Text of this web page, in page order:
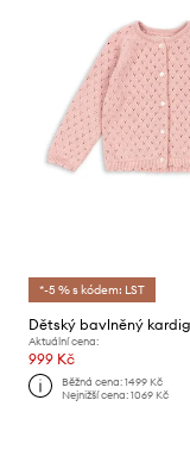
*-5 % s kódem: LST
Aktuální cena:
999 Kč
Běžná cena:1499 Kč
Nejnižší cena:1069 Kč